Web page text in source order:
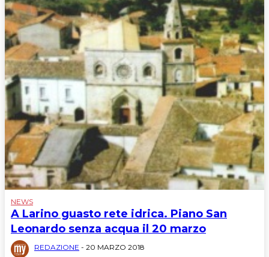
NEWS
A Larino guasto rete idrica. Piano San
Leonardo senza acqua il 20 marzo
REDAZIONE - 20 MARZO 2018